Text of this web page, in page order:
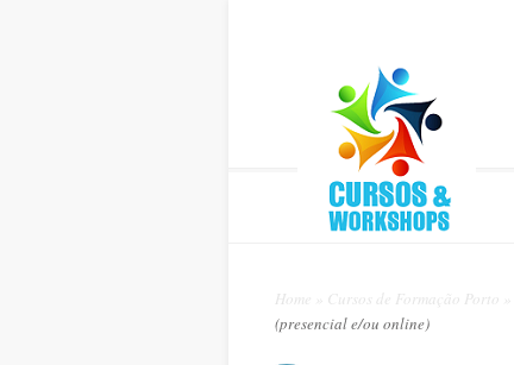
Home Cursos de Formação Porto
(presencial e/ou online)